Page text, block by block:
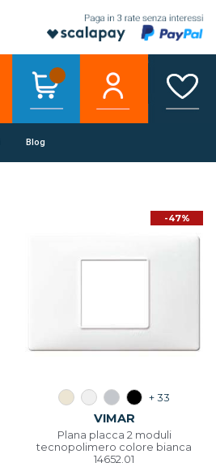
Blog
-47%
+ 33
VIMAR
Plana placca 2 moduli
tecnopolimero colore bianca
14652.01